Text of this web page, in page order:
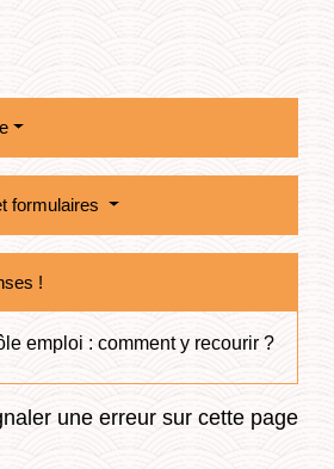
formulaires
!
emploi : comment y recourir ?
une erreur sur cette page